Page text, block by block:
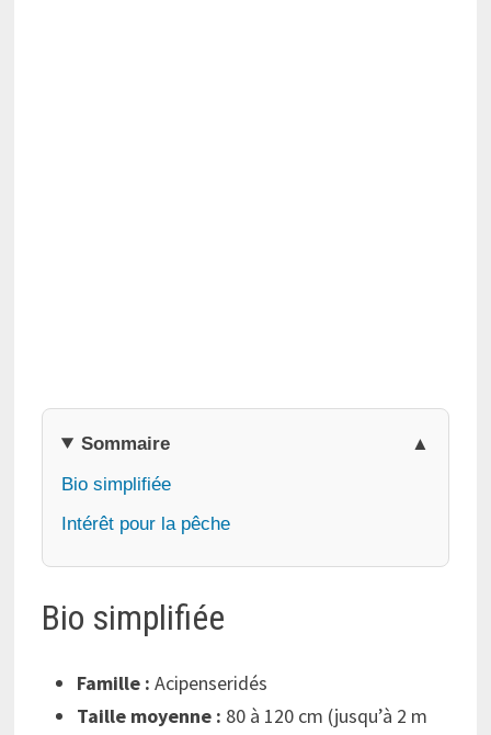
Sommaire
Bio simplifiée
Intérêt pour la pêche
Bio simplifiée
Famille : Acipenseridés
Taille moyenne : 80 à 120 cm (jusqu’à 2 m